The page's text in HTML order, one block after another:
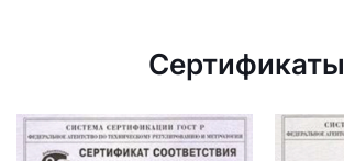
Сертификаты